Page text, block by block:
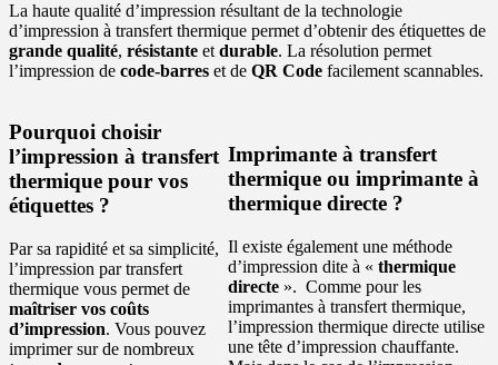
La haute qualité d’impression résultant de la technologie
d’impression à transfert thermique permet d’obtenir des étiquettes de
grande qualité, résistante et durable. La résolution permet
l’impression de code-barres et de QR Code facilement scannables.
Pourquoi choisir
l’impression à transfert
thermique pour vos
étiquettes ?
Par sa rapidité et sa simplicité,
l’impression par transfert
thermique vous permet de
maîtriser vos coûts
d’impression. Vous pouvez
imprimer sur de nombreux
Imprimante à transfert
thermique ou imprimante à
thermique directe ?
Il existe également une méthode
d’impression dite à « thermique
directe». Comme pour les
imprimantes à transfert thermique,
l’impression thermique directe utilise
une tête d’impression chauffante.